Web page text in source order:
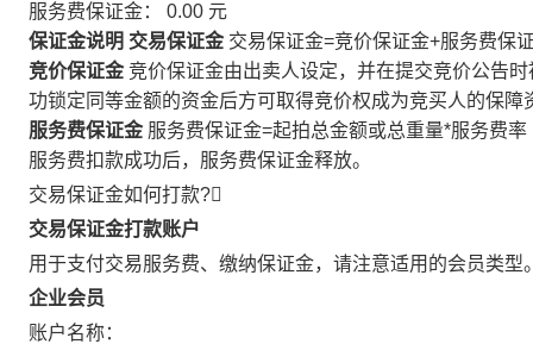
服务费保证金： 0.00 元
保证金说明 交易保证金 交易保证金=竞价保证金+服务费保
竞价保证金 竞价保证金由出卖人设定，并在提交竞价公告
功锁定同等金额的资金后方可取得竞价权成为竞买人的保障
服务费保证金 服务费保证金=起拍总金额或总重量*服务费率
服务费扣款成功后，服务费保证金释放。
交易保证金如何打款?
交易保证金打款账户
用于支付交易服务费、缴纳保证金，请注意适用的会员类型
企业会员
账户名称：